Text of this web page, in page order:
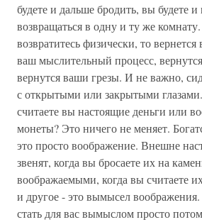
будете и дальше бродить, вы будете
возвращаться в одну и ту же
возвратитесь физически, то
ваш мыслительный процесс,
вернутся ваши грезы. И не важно,
с открытыми или закрытыми
считаете вы настоящие деньги или
монеты? Это ничего не меняет.
это просто воображение. Внешне
звенят, когда вы бросаете их на
воображаемыми, когда вы считаете
и другое - это вымысел
стать для вас вымыслом просто